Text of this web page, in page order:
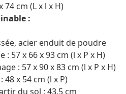
74 cm (L x l x H)
:
acier enduit de poudre
: 57 x 66 x 93 cm (l x P x H)
: 57 x 90 x 83 cm (l x P x H)
x 54 cm (l x P)
du sol : 43,5 cm